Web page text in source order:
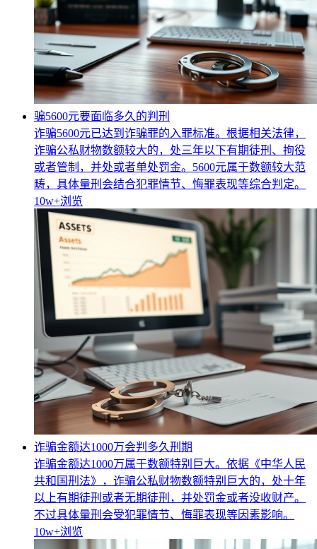
骗5600元要面临多久的判刑
诈骗5600元已达到诈骗罪的入罪标准。根据相关法律，
诈骗公私财物数额较大的，处三年以下有期徒刑、拘役
或者管制，并处或者单处罚金。5600元属于数额较大范
畴，具体量刑会结合犯罪情节、悔罪表现等综合判定。
10w+浏览
诈骗金额达1000万会判多久刑期
诈骗金额达1000万属于数额特别巨大。依据《中华人民
共和国刑法》，诈骗公私财物数额特别巨大的，处十年
以上有期徒刑或者无期徒刑，并处罚金或者没收财产。
不过具体量刑会受犯罪情节、悔罪表现等因素影响。
10w+浏览